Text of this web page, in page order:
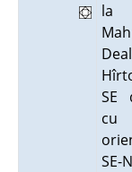
la
SE
SE-